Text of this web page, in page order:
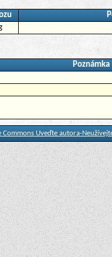
Poznámka
Commons Uveďte autora-